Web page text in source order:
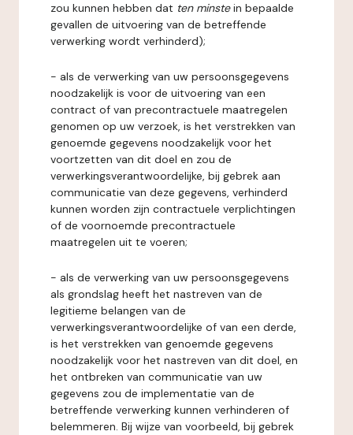
zou kunnen hebben dat ten minstein bepaalde
gevallen de uitvoering van de betreffende
verwerking wordt verhinderd);
- als de verwerking van uw persoonsgegevens
noodzakelijk is voor de uitvoering van een
contract of van precontractuele maatregelen
genomen op uw verzoek, is het verstrekken van
genoemde gegevens noodzakelijk voor het
voortzetten van dit doel en zou de
verwerkingsverantwoordelijke, bij gebrek aan
communicatie van deze gegevens, verhinderd
kunnen worden zijn contractuele verplichtingen
of de voornoemde precontractuele
maatregelen uit te voeren;
- als de verwerking van uw persoonsgegevens
als grondslag heeft het nastreven van de
legitieme belangen van de
verwerkingsverantwoordelijke of van een derde,
is het verstrekken van genoemde gegevens
noodzakelijk voor het nastreven van dit doel, en
het ontbreken van communicatie van uw
gegevens zou de implementatie van de
betreffende verwerking kunnen verhinderen of
belemmeren. Bij wijze van voorbeeld, bij gebrek